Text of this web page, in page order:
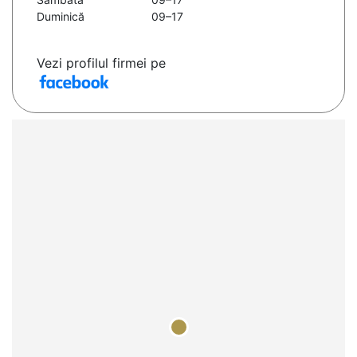
Duminică
09–17
Vezi profilul firmei pe